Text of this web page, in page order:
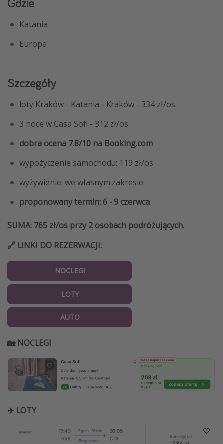
Gdzie
Katania
Europa
Szczegóły
loty Kraków - Katania - Kraków - 334 zł/os
3 noce w Casa Sofi - 312 zł/os
dobra ocena 7.8/10 na Booking.com
wypożyczenie samochodu: 119 zł/os
wyżywienie: we własnym zakresie
proponowany termin: 6 - 9 czerwca
SUMA: 765 zł/os przy 2 osobach podróżujących.
🔗 LINKI DO REZERWACJI:
NOCLEGI
LOTY
AUTO
🏡 NOCLEGI
✈️ LOTY